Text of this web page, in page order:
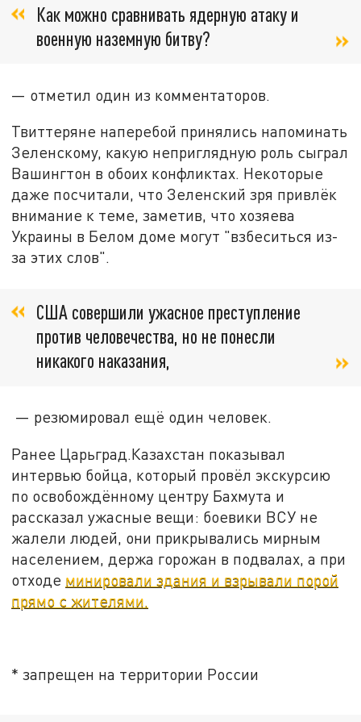
Как можно сравнивать ядерную атаку и
военную наземную битву?
— отметил один из комментаторов.
Твиттеряне наперебой принялись напоминать
Зеленскому, какую неприглядную роль сыграл
Вашингтон в обоих конфликтах. Некоторые
даже посчитали, что Зеленский зря привлёк
внимание к теме, заметив, что хозяева
Украины в Белом доме могут "взбеситься из-
за этих слов".
США совершили ужасное преступление
против человечества, но не понесли
никакого наказания,
— резюмировал ещё один человек.
Ранее Царьград.Казахстан показывал
интервью бойца, который провёл экскурсию
по освобождённому центру Бахмута и
рассказал ужасные вещи: боевики ВСУ не
жалели людей, они прикрывались мирным
населением, держа горожан в подвалах, а при
отходе минировали здания и взрывали порой
прямо с жителями.
* запрещен на территории России